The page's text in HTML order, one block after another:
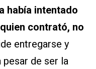
había intentado
contrató, no
entregarse y
pesar de ser la